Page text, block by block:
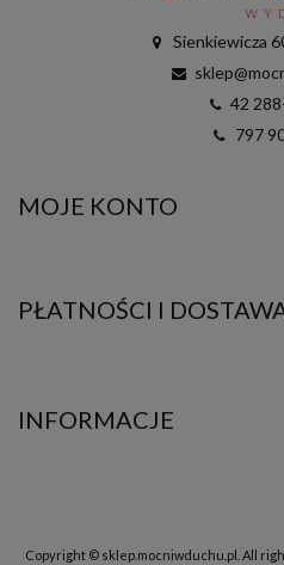
Sienkiewicza
42
797
MOJE KONTO
PŁATNOŚCI I
INFORMACJE
Copyright © sklep.mocniwduchu.pl. All